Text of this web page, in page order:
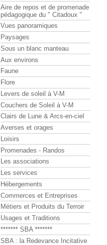
Aire de repos et de promenade
pédagogique du " Citadoux "
Vues panoramiques
Paysages
Sous un blanc manteau
Aux environs
Faune
Flore
Levers de soleil à V-M
Couchers de Soleil à V-M
Clairs de Lune & Arcs-en-ciel
Averses et orages
Loisirs
Promenades - Randos
Les associations
Les services
Hébergements
Commerces et Entreprises
Métiers et Produits du Terroir
Usages et Traditions
******* SBA *******
SBA : la Redevance Incitative